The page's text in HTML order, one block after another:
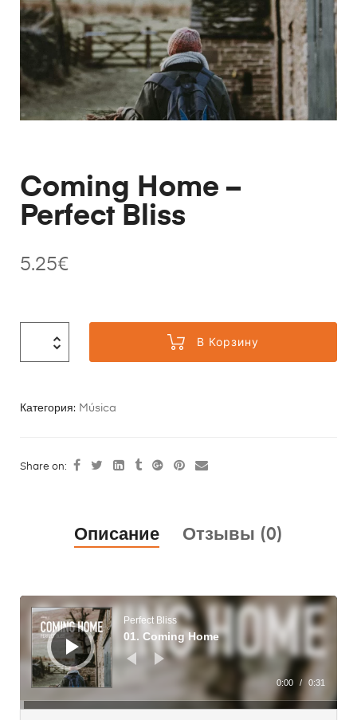
Coming Home –
Perfect Bliss
5.25€
В Корзину
Категория: Música
Share on:
Описание Отзывы (0)
Аудиоплеер
Perfect Bliss
01. Coming Home
0:00 / 0:31